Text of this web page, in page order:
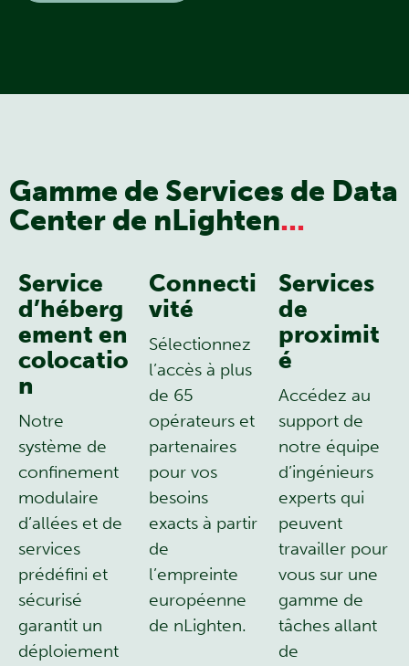
Gamme de Services de Data
Center de nLighten...
Service
d’héberg
ement en
colocatio
n
Notre
système de
confinement
modulaire
d’allées et de
services
prédéfini et
sécurisé
garantit un
déploiement
Connecti
vité
Sélectionnez
l’accès à plus
de 65
opérateurs et
partenaires
pour vos
besoins
exacts à partir
de
l’empreinte
européenne
de nLighten.
Services
de
proximit
é
Accédez au
support de
notre équipe
d’ingénieurs
experts qui
peuvent
travailler pour
vous sur une
gamme de
tâches allant
de